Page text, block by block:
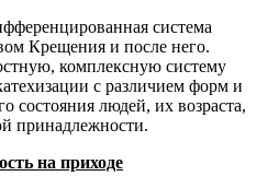
система
Крещения и после него.
комплексную систему
с различием форм и
состояния людей, их возраста,
принадлежности.
на приходе